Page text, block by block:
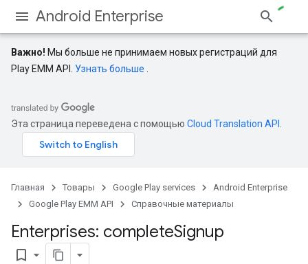
Android Enterprise
Важно! Мы больше не принимаем новых регистраций для
Play EMM API. Узнать больше
Эта страница переведена с помощью Cloud Translation API
Главная Товары Google Play services
Android Enterprise
Google Play EMM API
Справочные материалы
Enterprises: completeSignup
bookmark_border